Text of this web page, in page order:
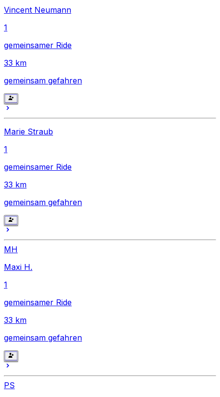
Vincent Neumann
1
gemeinsamer Ride
33 km
gemeinsam gefahren
Marie Straub
1
gemeinsamer Ride
33 km
gemeinsam gefahren
MH
Maxi H.
1
gemeinsamer Ride
33 km
gemeinsam gefahren
PS